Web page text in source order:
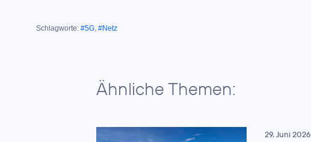
Schlagworte: #5G, #Netz
Ähnliche Themen:
29. Juni 2026